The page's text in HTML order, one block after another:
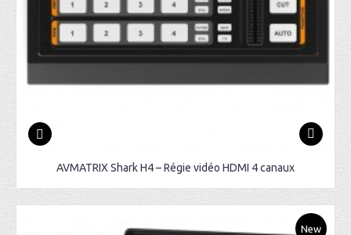
AVMATRIX Shark H4 – Régie vidéo HDMI 4 canaux
New